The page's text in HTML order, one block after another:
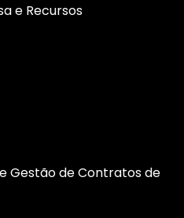
e Recursos
Gestão de Contratos de